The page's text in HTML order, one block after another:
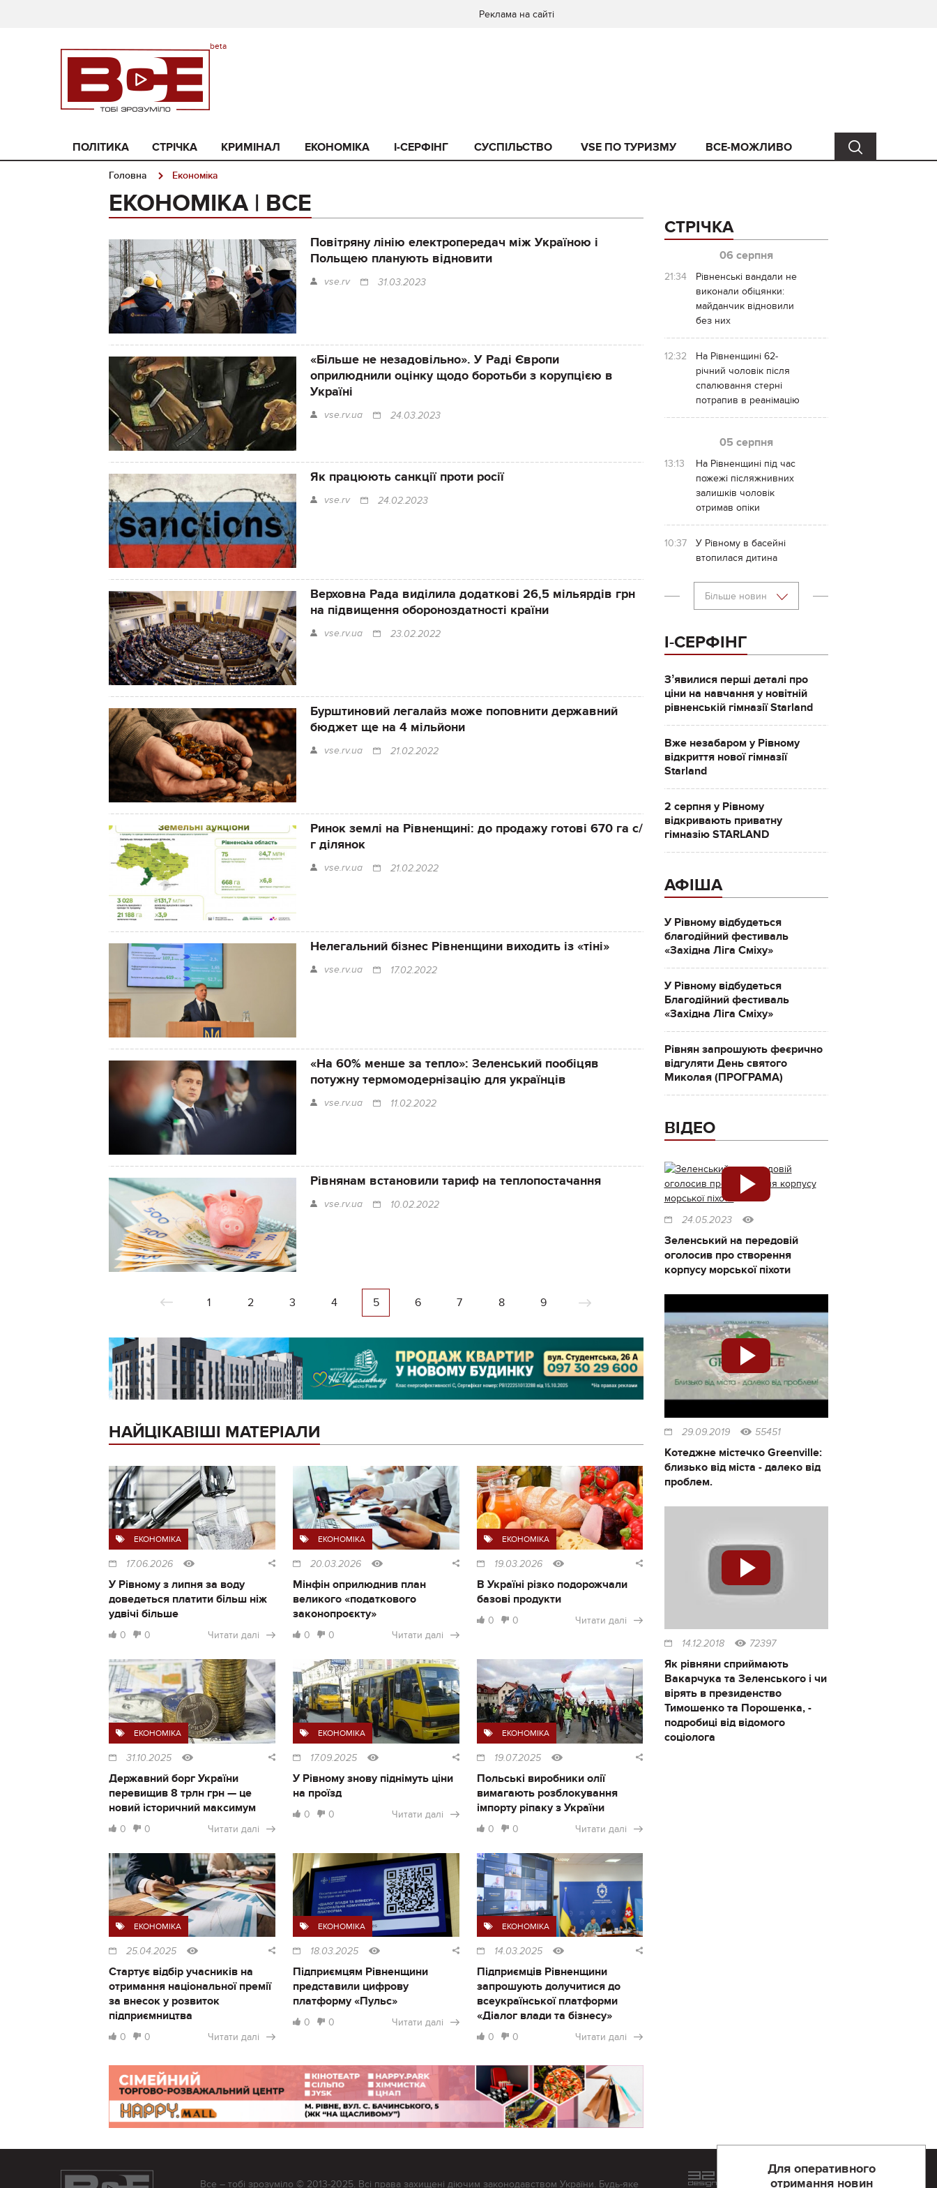
Реклама на сайті
ПОЛІТИКА СТРІЧКА КРИМІНАЛ ЕКОНОМІКА I-СЕРФІНГ СУСПІЛЬСТВО VSE ПО ТУРИЗМУ ВСЕ-МОЖЛИВО
Головна Економіка
ЕКОНОМІКА | ВСЕ
Повітряну лінію електропередач між Україною і
Польщею планують відновити
vse.rv 31.03.2023
«Більше не незадовільно». У Раді Європи
оприлюднили оцінку щодо боротьби з корупцією в
Україні
vse.rv.ua 24.03.2023
Як працюють санкції проти росії
vse.rv 24.02.2023
Верховна Рада виділила додаткові 26,5 мільярдів грн
на підвищення обороноздатності країни
vse.rv.ua 23.02.2022
Бурштиновий легалайз може поповнити державний
бюджет ще на 4 мільйони
vse.rv.ua 21.02.2022
Ринок землі на Рівненщині: до продажу готові 670 га с/
г ділянок
vse.rv.ua 21.02.2022
Нелегальний бізнес Рівненщини виходить із «тіні»
vse.rv.ua 17.02.2022
«На 60% менше за тепло»: Зеленський пообіцяв
потужну термомодернізацію для українців
vse.rv.ua 11.02.2022
Рівнянам встановили тариф на теплопостачання
vse.rv.ua 10.02.2022
1 2 3 4 5 6 7 8 9
НАЙЦІКАВІШІ МАТЕРІАЛИ
ЕКОНОМІКА
17.06.2026
У Рівному з липня за воду
доведеться платити більш ніж
удвічі більше
0 0 Читати далі
ЕКОНОМІКА
20.03.2026
Мінфін оприлюднив план
великого «податкового
законопроєкту»
0 0 Читати далі
ЕКОНОМІКА
19.03.2026
В Україні різко подорожчали
базові продукти
0 0 Читати далі
ЕКОНОМІКА
31.10.2025
Державний борг України
перевищив 8 трлн грн — це
новий історичний максимум
0 0 Читати далі
ЕКОНОМІКА
17.09.2025
У Рівному знову піднімуть ціни
на проїзд
0 0 Читати далі
ЕКОНОМІКА
19.07.2025
Польські виробники олії
вимагають розблокування
імпорту ріпаку з України
0 0 Читати далі
ЕКОНОМІКА
25.04.2025
Стартує відбір учасників на
отримання національної премії
за внесок у розвиток
підприємництва
0 0 Читати далі
ЕКОНОМІКА
18.03.2025
Підприємцям Рівненщини
представили цифрову
платформу «Пульс»
0 0 Читати далі
ЕКОНОМІКА
14.03.2025
Підприємців Рівненщини
запрошують долучитися до
всеукраїнської платформи
«Діалог влади та бізнесу»
0 0 Читати далі
СТРІЧКА
06 серпня
21:34
Рівненські вандали не
виконали обіцянки:
майданчик відновили
без них
12:32
На Рівненщині 62-
річний чоловік після
спалювання стерні
потрапив в реанімацію
05 серпня
13:13
На Рівненщині під час
пожежі післяжнивних
залишків чоловік
отримав опіки
10:37
У Рівному в басейні
втопилася дитина
Більше новин
І-СЕРФІНГ
Зʼявилися перші деталі про
ціни на навчання у новітній
рівненській гімназії Starland
Вже незабаром у Рівному
відкриття нової гімназії
Starland
2 серпня у Рівному
відкривають приватну
гімназію STARLAND
АФІША
У Рівному відбудеться
благодійний фестиваль
«Західна Ліга Сміху»
У Рівному відбудеться
Благодійний фестиваль
«Західна Ліга Сміху»
Рівнян запрошують феєрично
відгуляти День святого
Миколая (ПРОГРАМА)
ВІДЕО
24.05.2023
Зеленський на передовій
оголосив про створення
корпусу морської піхоти
29.09.2019 55451
Котеджне містечко Greenville:
близько від міста - далеко від
проблем.
14.12.2018 72397
Як рівняни сприймають
Вакарчука та Зеленського і чи
вірять в президенство
Тимошенко та Порошенка, -
подробиці від відомого
соціолога
Для оперативного
отримання новин
Все – тобі зрозуміло © 2013-2025. Всі права захищені діючим законодавством України. Будь-яке
Розроблений та підтримується
компанії 32х32